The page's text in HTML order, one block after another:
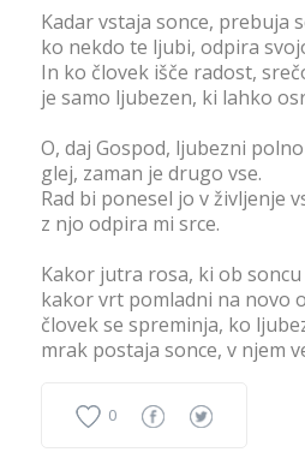
Kadar vstaja sonce, prebuja
ko nekdo te ljubi, odpira
In ko človek išče radost,
je samo ljubezen, ki lahko
O, daj Gospod, ljubezni
glej, zaman je drugo vse.
Rad bi ponesel jo v življenje
z njo odpira mi srce.
Kakor jutra rosa, ki ob soncu
kakor vrt pomladni na novo
človek se spreminja, ko
mrak postaja sonce, v njem
0